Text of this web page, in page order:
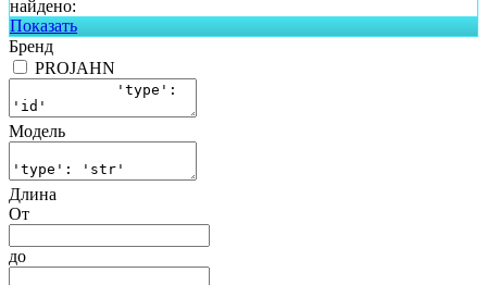
найдено:
Показать
Бренд
PROJAHN
Модель
Длина
От
до